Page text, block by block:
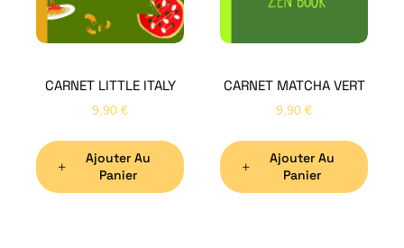
CARNET LITTLE ITALY
9,90 €
Ajouter Au
Panier
CARNET MATCHA VERT
9,90 €
Ajouter Au
Panier